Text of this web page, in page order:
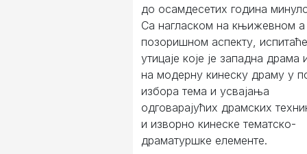
до осамдесетих година
Са нагласком на књижевном а
позоришном аспекту,
утицаје које је западна драма
на модерну кинеску драму у
избора тема и усвајања
одговарајућих драмских
и изворно кинеске тематско-
драматуршке елементе.